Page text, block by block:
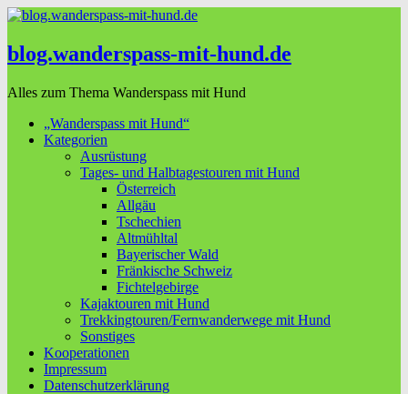
blog.wanderspass-mit-hund.de
Alles zum Thema Wanderspass mit Hund
„Wanderspass mit Hund“
Kategorien
Ausrüstung
Tages- und Halbtagestouren mit Hund
Österreich
Allgäu
Tschechien
Altmühltal
Bayerischer Wald
Fränkische Schweiz
Fichtelgebirge
Kajaktouren mit Hund
Trekkingtouren/Fernwanderwege mit Hund
Sonstiges
Kooperationen
Impressum
Datenschutzerklärung